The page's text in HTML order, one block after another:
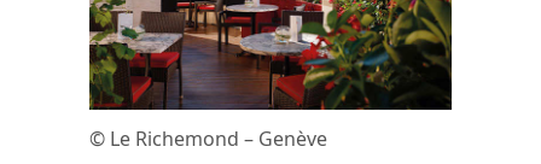
© Le Richemond – Genève